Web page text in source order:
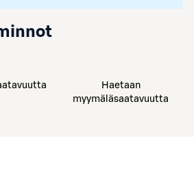
Haetaan
myymäläsaatavuutta